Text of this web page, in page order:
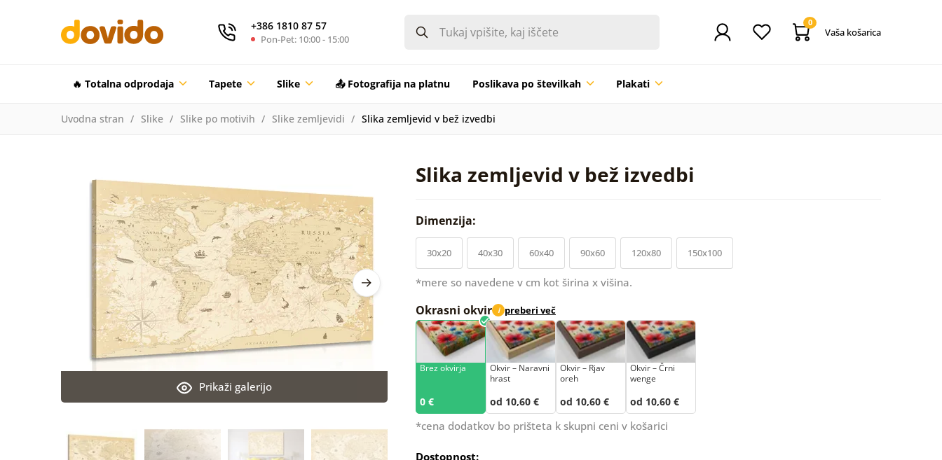
+386 1810 87 57
Pon-Pet: 10:00 - 15:00
0
Vaša košarica
🔥 Totalna odprodaja Tapete Slike 📤 Fotografija na platnu Poslikava po številkah Plakati
Uvodna stran Slike Slike po motivih Slike zemljevidi Slika zemljevid v bež izvedbi
Slika zemljevid v bež izvedbi
Prikaži galerijo
Dimenzija:
30x20 40x30 60x40 90x60 120x80 150x100
*mere so navedene v cm kot širina x višina.
Okrasni okvir i preberi več
Brez okvirja
0 €
Okvir – Naravni
hrast
od 10,60 €
Okvir – Rjav
oreh
od 10,60 €
Okvir – Črni
wenge
od 10,60 €
*cena dodatkov bo prišteta k skupni ceni v košarici
Dostopnost: